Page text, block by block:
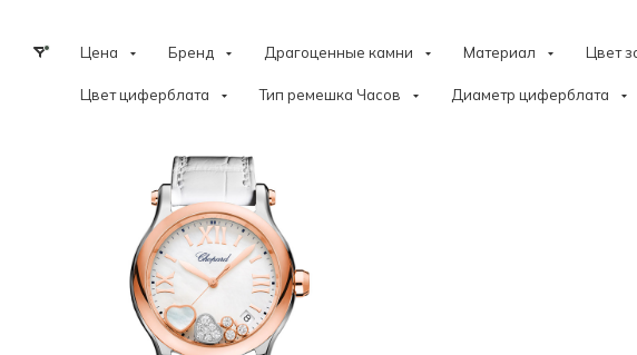
Цена Бренд Драгоценные камни Материал Цвет
Цвет циферблата Тип ремешка Часов Диаметр циферблата